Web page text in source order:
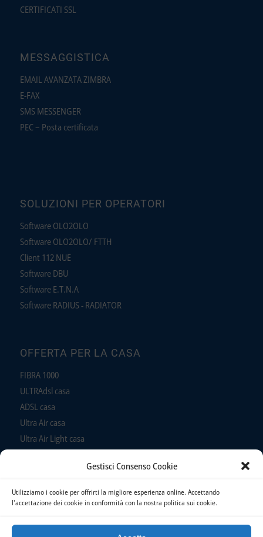
Gestisci Consenso Cookie
Utilizziamo i cookie per offrirti la migliore esperienza online. Accettando
l'accettazione dei cookie in conformità con la nostra politica sui cookie.
CERTIFICATI SSL
MESSAGGISTICA
EMAIL AVANZATA ZIMBRA
E-FAX
SMS MESSENGER
PEC – Posta certificata
SOLUZIONI PER OPERATORI
Software OLO2OLO
Software OLO2OLO/ FTTH
Client 112 NUE
Software DBU
Software E.T.N.A
Software RADIUS - RADIATOR
OFFERTA PER LA CASA
FIBRA 1000
ULTRAdsl casa
ADSL casa
Ultra Air casa
Ultra Air Light casa